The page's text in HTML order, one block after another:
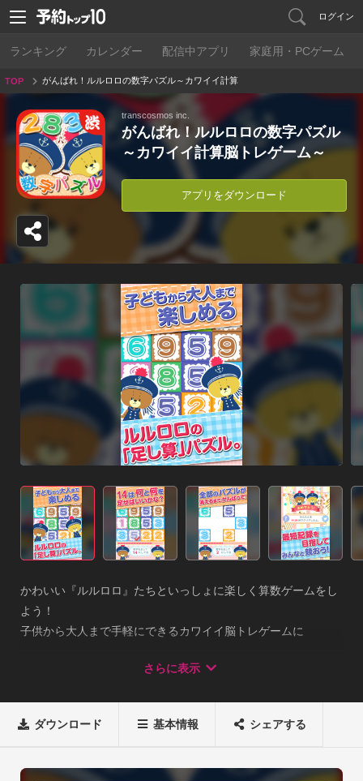
ログイン
ランキング カレンダー 配信中アプリ 家庭用・PCゲーム
TOP
がんばれ！ルルロロの数字パズル～カワイイ計算
脳トレゲーム～
transcosmos inc.
がんばれ！ルルロロの数字パズル
～カワイイ計算脳トレゲーム～
アプリをダウンロード
かわいい『ルルロロ』たちといっしょに楽しく算数ゲームをし
よう！
子供から大人まで手軽にできるカワイイ脳トレゲームに
頭の中でよーく計算して、どんどん数字パネルをタッチして消
アだよ！ルルロロたちが教えてくれるお題の数字になるように
さらに表示
ダウンロード 基本情報 シェアする